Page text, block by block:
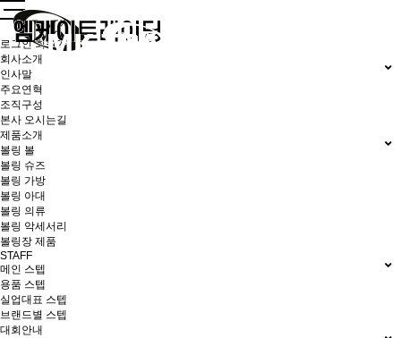
로그인 회원가입
회사소개
인사말
주요연혁
조직구성
본사 오시는길
제품소개
볼링 볼
볼링 슈즈
볼링 가방
볼링 아대
볼링 의류
볼링 악세서리
볼링장 제품
STAFF
메인 스텝
용품 스텝
실업대표 스텝
브랜드별 스텝
대회안내